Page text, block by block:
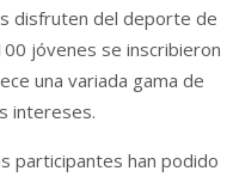
disfruten del deporte de
jóvenes se inscribieron
una variada gama de
intereses.
participantes han podido